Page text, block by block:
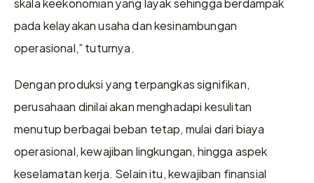
pada kelayakan usaha dan kesinambungan
operasional,” tuturnya.
Dengan produksi yang terpangkas signifikan,
perusahaan dinilai akan menghadapi kesulitan
menutup berbagai beban tetap, mulai dari biaya
operasional, kewajiban lingkungan, hingga aspek
keselamatan kerja. Selain itu, kewajiban finansial